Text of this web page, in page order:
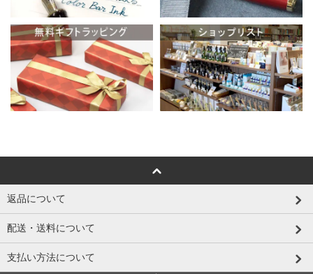
返品について
配送・送料について
支払い方法について